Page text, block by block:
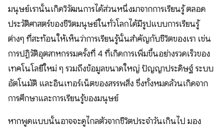
มนุษย์เรานั้นเกิดวิวัฒนการได้ส่วนหนึ่งมาจากการเรียนรู้ ตลอด
ประวัติศาสตร์ของชีวิตมนุษย์ในทั่วโลกได้มีรูปแบบการเรียนรู้
ต่างๆ ที่สะท้อนให้เห็นว่าการเรียนรู้นั้นสำคัญกับชีวิตของเรา เช่น
การปฏิวัติอุตสาหกรรมครั้งที่ 4 ที่เกิดการเพิ่มขึ้นอย่างรวดเร็วของ
เทคโนโลยีใหม่ ๆ รวมถึงข้อมูลขนาดใหญ่ ปัญญาประดิษฐ์ ระบบ
อัตโนมัติ และอินเทอร์เน็ตของสรรพสิ่ง ซึ่งทั้งหมดล้วนเกิดจาก
การศึกษาและการเรียนรู้ของมนุษย์
หากพูดแบบนั้นอาจจะดูไกลตัวจากชีวิตประจำวันเกินไป มอง